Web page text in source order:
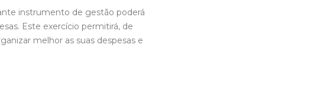
instrumento de gestão poderá
Este exercício permitirá, de
melhor as suas despesas e